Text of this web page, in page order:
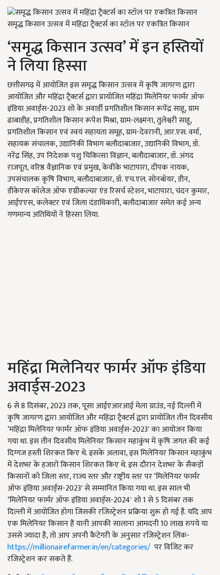
समृद्ध किसान उत्सव में महिंद्रा ट्रैक्टर्स का स्टॉल पर एकत्रित किसान
‘समृद्ध किसान उत्सव’ में इन हस्तियों
ने लिया हिस्सा
छत्तीसगढ़ में आयोजित इस समृद्ध किसान उत्सव में कृषि जागरण द्वारा
आयोजित और महिंद्रा ट्रैक्टर्स द्वारा प्रायोजित महिंद्रा मिलेनियर फार्मर ऑफ
इंडिया अवार्ड्स-2023 शो के अवार्डी प्रगतिशील किसान रूपेंद्र साहू, ग्राम
ढाबाडीह, प्रगतिशील किसान रूपेश मिश्रा, ग्राम-लक्ष्मना, तुलेश्वरी साहू,
प्रगतिशील किसान एवं स्वयं सहायता समूह, ग्राम-देवरानी, आर.एस. वर्मा,
सहायक संचालक, उद्यानिकी विभाग बलौदाबाजार, उद्यानिकी विभाग, डॉ.
नरेंद्र सिंह, उप निदेशक पशु चिकित्सा विज्ञान, बलौदाबाजार, डॉ. अंगद
राजपूत, वरिष्ठ वैज्ञानिक एवं प्रमुख, केवीके भाटापारा, दीपक नायक,
उपसंचालक कृषि विभाग, बलौदाबाजार, डॉ. एच.एल. सोनबॉयर, डीन,
डीकेएस कॉलेज ऑफ एग्रीकल्चर एंड रिसर्च स्टेशन, भाटापारा, चंदन कुमार,
आईएएस, कलेक्टर एवं जिला दंडाधिकारी, बलौदाबाजार समेत कई अन्य
गणमान्य अतिथियों ने हिस्सा लिया.
महिंद्रा मिलेनियर फार्मर ऑफ इंडिया
अवार्ड्स-2023
6 से 8 दिसंबर, 2023 तक, पूसा आईएआरआई मेला ग्राउंड, नई दिल्ली में
कृषि जागरण द्वारा आयोजित और महिंद्रा ट्रैक्टर्स द्वारा प्रायोजित तीन दिवसीय
‘महिंद्रा मिलेनियर फार्मर ऑफ इंडिया अवार्ड्स-2023' का आयोजन किया
गया था. इस तीन दिवसीय मिलेनियर किसान महाकुंभ में कृषि जगत की कई
दिग्गज हस्ती शिरकत किए थे. इसके अलावा, इस मिलेनियर किसान महाकुंभ
में देशभर के हजारों किसान शिरकत किए थे. इस दौरान देशभर के सैकड़ों
किसानों को जिला स्तर, राज्य स्तर और राष्ट्रीय स्तर पर ‘मिलेनियर फार्मर
ऑफ इंडिया अवार्ड्स-2023' से सम्मानित किया गया था. इस साल भी
‘मिलेनियर फार्मर ऑफ इंडिया अवार्ड्स-2024' शो 1 से 5 दिसंबर तक
दिल्ली में आयोजित होगा जिसकी रजिस्ट्रेशन प्रक्रिया शुरू हो गई है. यदि आप
एक मिलेनियर किसान हैं यानी आपकी सालाना आमदनी 10 लाख रुपये या
उससे ज्यादा है, तो आप अपनी कैटेगरी के अनुसार रजिस्ट्रेशन लिंक-
https://millionairefarmer.in/en/categories/ पर विजिट कर
रजिस्ट्रेशन कर सकते हैं.